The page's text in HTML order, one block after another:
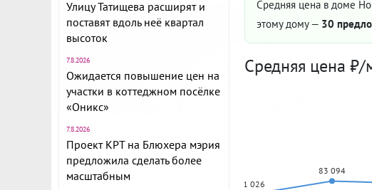
Улицу Татищева расширят и
поставят вдоль неё квартал
высоток
7.8.2026
Ожидается повышение цен на
участки в коттеджном посёлке
«Оникс»
7.8.2026
Проект КРТ на Блюхера мэрия
предложила сделать более
масштабным
Средняя цена в доме
этому дому — 30
Средняя цена ₽/
71 026
83 094